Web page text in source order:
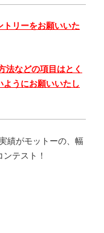
トリーをお願いいた
法などの項目はとく
ようにお願いいたし
績がモットーの、幅
テスト！